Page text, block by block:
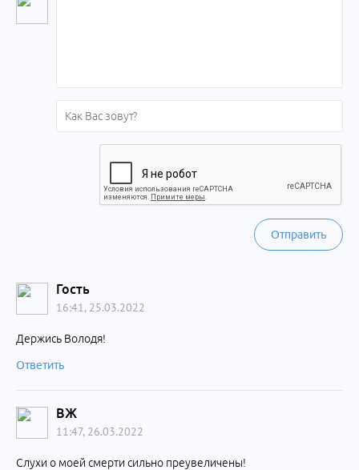
Отправить
Гость
16:41, 25.03.2022
Держись Володя!
Ответить
ВЖ
11:47, 26.03.2022
Слухи о моей смерти сильно преувеличены!